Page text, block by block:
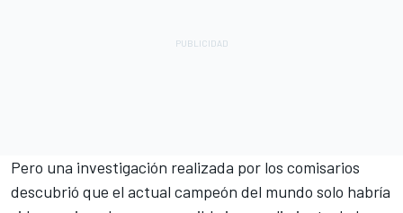
Pero una investigación realizada por los comisarios
descubrió que el actual campeón del mundo solo habría